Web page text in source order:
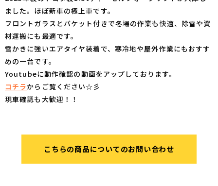
ました。 ほぼ新車の極上車です。
フロントガラスとバケット付きで冬場の作業も快適、除雪や資
材運搬にも最適です。
雪かきに強いエアタイヤ装着で、寒冷地や屋外作業にもおすす
めの一台です。
Youtubeに動作確認の動画をアップしております。
コチラからご覧ください☆彡
現車確認も大歓迎！！
こちらの商品についてのお問い合わせ